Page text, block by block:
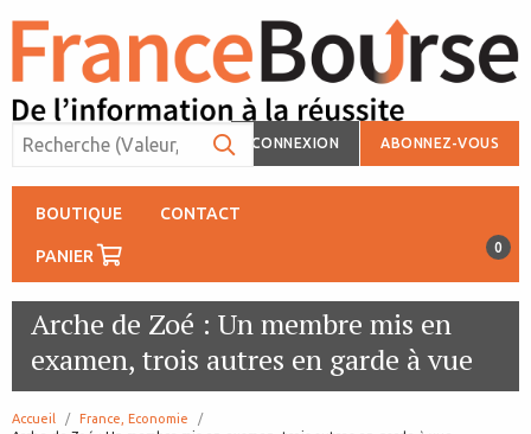
CONNEXION ABONNEZ-VOUS
BOUTIQUE CONTACT
PANIER 0
Arche de Zoé : Un membre mis en
examen, trois autres en garde à vue
Accueil
France, Economie